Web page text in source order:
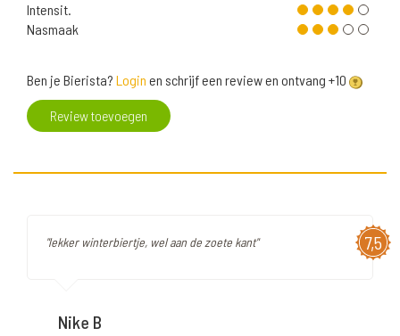
Intensit.
Nasmaak
Ben je Bierista? Login en schrijf een review en ontvang +10
Review toevoegen
7,5
"lekker winterbiertje, wel aan de zoete kant"
Nike B